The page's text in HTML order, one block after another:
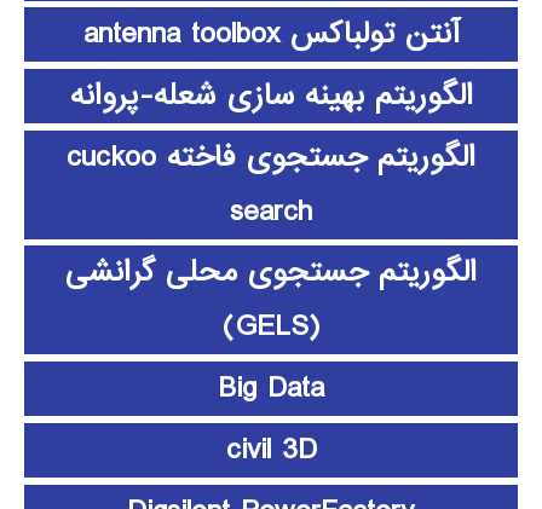
آنتن تولباکس antenna toolbox
الگوریتم بهینه سازی شعله-پروانه
الگوریتم جستجوی فاخته cuckoo
search
الگوریتم جستجوی محلی گرانشی
(GELS)
Big Data
civil 3D